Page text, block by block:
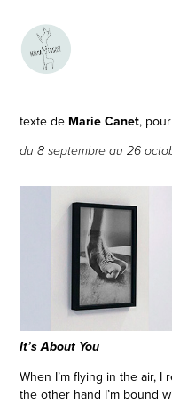
texte de Marie Canet,
du 8 septembre au 26
It’s About You
When I’m flying in the air,
the other hand I’m bound